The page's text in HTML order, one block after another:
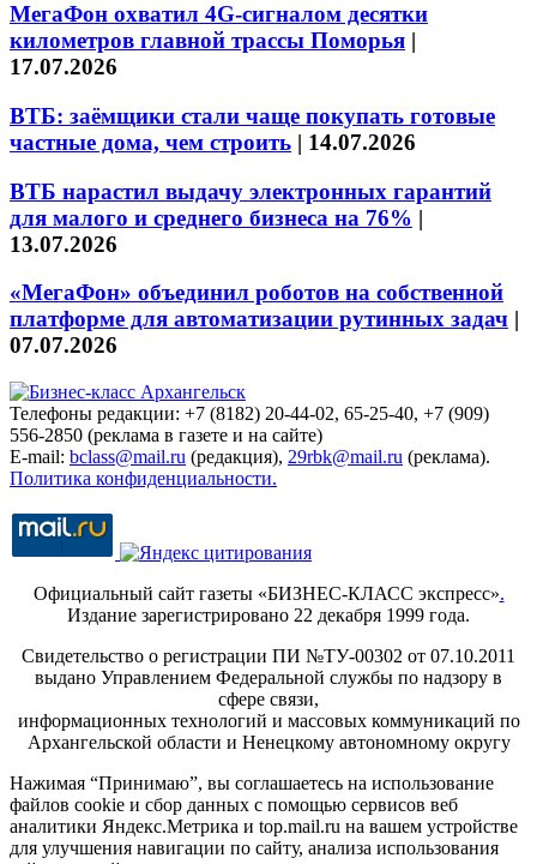
МегаФон охватил 4G-сигналом десятки
километров главной трассы Поморья |
17.07.2026
ВТБ: заёмщики стали чаще покупать готовые
частные дома, чем строить | 14.07.2026
ВТБ нарастил выдачу электронных гарантий
для малого и среднего бизнеса на 76% |
13.07.2026
«МегаФон» объединил роботов на собственной
платформе для автоматизации рутинных задач |
07.07.2026
Телефоны редакции: +7 (8182) 20-44-02, 65-25-40, +7 (909)
556-2850 (реклама в газете и на сайте)
E-mail: bclass@mail.ru (редакция), 29rbk@mail.ru (реклама).
Политика конфиденциальности.
Официальный сайт газеты «БИЗНЕС-КЛАСС экспресс».
Издание зарегистрировано 22 декабря 1999 года.
Свидетельство о регистрации ПИ №ТУ-00302 от 07.10.2011
выдано Управлением Федеральной службы по надзору в
сфере связи,
информационных технологий и массовых коммуникаций по
Архангельской области и Ненецкому автономному округу
Нажимая “Принимаю”, вы соглашаетесь на использование
файлов cookie и сбор данных с помощью сервисов веб
аналитики Яндекс.Метрика и top.mail.ru на вашем устройстве
для улучшения навигации по сайту, анализа использования